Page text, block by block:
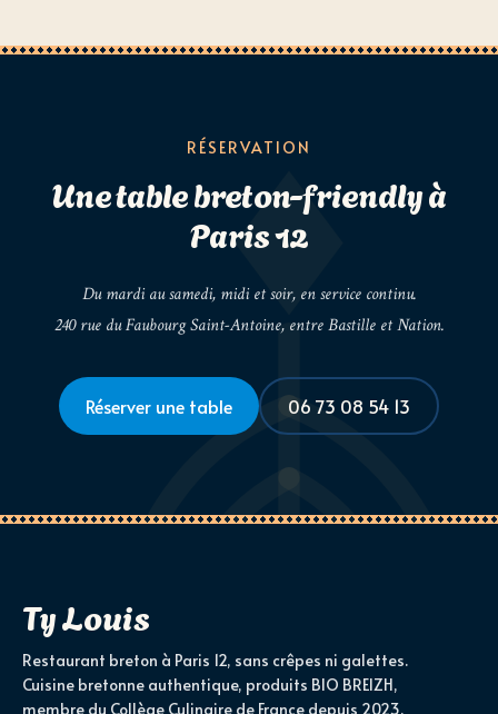
RÉSERVATION
Une table breton-friendly à
Paris 12
Du mardi au samedi, midi et soir, en service continu.
240 rue du Faubourg Saint-Antoine, entre Bastille et Nation.
Réserver une table 06 73 08 54 13
Ty Louis
Restaurant breton à Paris 12, sans crêpes ni galettes.
Cuisine bretonne authentique, produits BIO BREIZH,
membre du Collège Culinaire de France depuis 2023.